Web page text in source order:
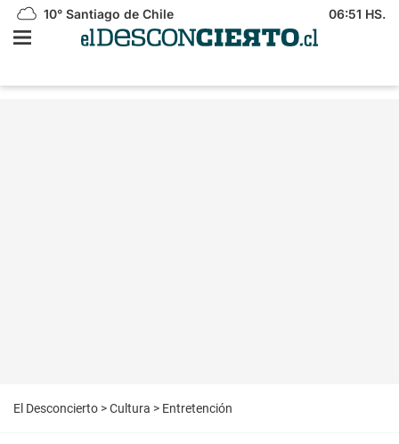
10° Santiago de Chile 06:51 HS.
El Desconcierto >Cultura > Entretención